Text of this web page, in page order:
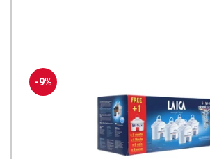
9. Üledékmentesítés
10. Dupla átfolyás
100% minőségi garancia!
A Laica garantálja a minőségellenőrzést a
-9%